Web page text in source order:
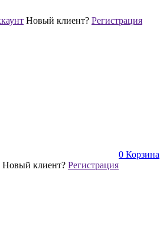
Новый клиент? Регистрация
Новый клиент? Регистрация
0 Корзина